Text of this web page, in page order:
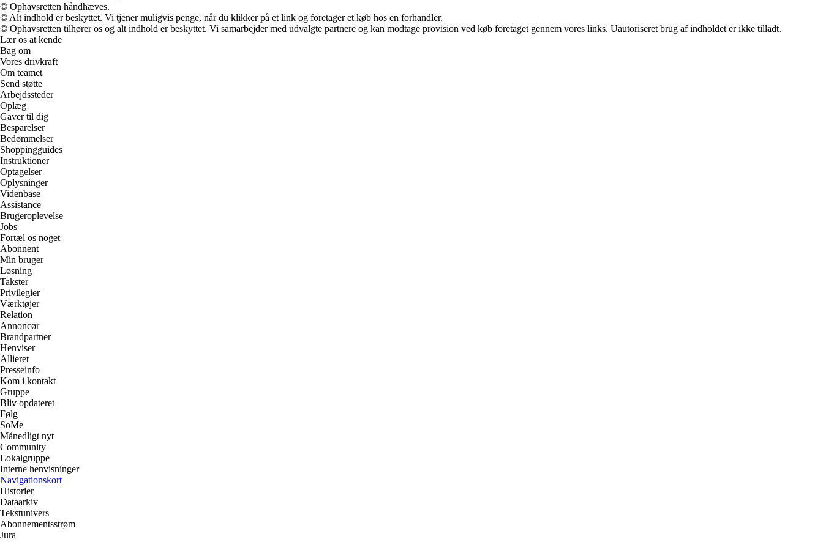
© Ophavsretten håndhæves.
© Alt indhold er beskyttet. Vi tjener muligvis penge, når du klikker på et link og foretager et køb hos en forhandler.
© Ophavsretten tilhører os og alt indhold er beskyttet. Vi samarbejder med udvalgte partnere og kan modtage provision ved køb foretaget gennem vores links. Uautoriseret brug af indholdet er ikke tilladt.
Lær os at kende
Bag om
Vores drivkraft
Om teamet
Send støtte
Arbejdssteder
Oplæg
Gaver til dig
Besparelser
Bedømmelser
Shoppingguides
Instruktioner
Optagelser
Oplysninger
Videnbase
Assistance
Brugeroplevelse
Jobs
Fortæl os noget
Abonnent
Min bruger
Løsning
Takster
Privilegier
Værktøjer
Relation
Annoncør
Brandpartner
Henviser
Allieret
Presseinfo
Kom i kontakt
Gruppe
Bliv opdateret
Følg
SoMe
Månedligt nyt
Community
Lokalgruppe
Interne henvisninger
Navigationskort
Historier
Dataarkiv
Tekstunivers
Abonnementsstrøm
Jura